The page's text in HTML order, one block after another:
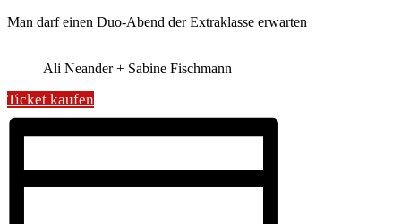
Man darf einen Duo-Abend der Extraklasse erwarten
Ali Neander + Sabine Fischmann
Ticket kaufen